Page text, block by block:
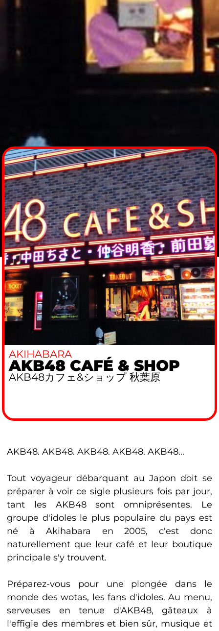
AKIHABARA
AKB48 CAFÉ & SHOP
AKB48カフェ&ショップ 秋葉原
AKB48. AKB48. AKB48. AKB48. AKB48...
Tout voyageur débarquant au Japon doit se
préparer à voir ce sigle plusieurs fois par jour,
tant les AKB48 sont omniprésentes. Le
groupe d'idoles le plus populaire du pays est
né à Akihabara en 2005, c'est donc
naturellement que leur café et leur boutique
principale s'y trouvent.
Préparez-vous pour une plongée dans le
monde des wotas, les fans d'idoles. Au menu,
serveuses en tenue d'AKB48, gâteaux à
l'effigie des membres et bien sûr, musique et